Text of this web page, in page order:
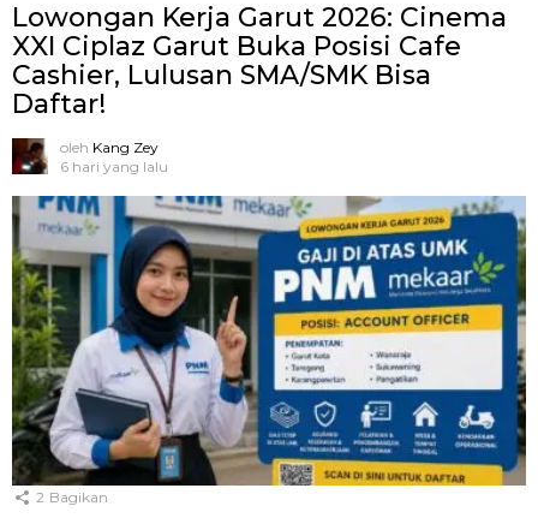
Lowongan Kerja Garut 2026: Cinema
XXI Ciplaz Garut Buka Posisi Cafe
Cashier, Lulusan SMA/SMK Bisa
Daftar!
oleh Kang Zey
6 hari yang lalu
2 Bagikan